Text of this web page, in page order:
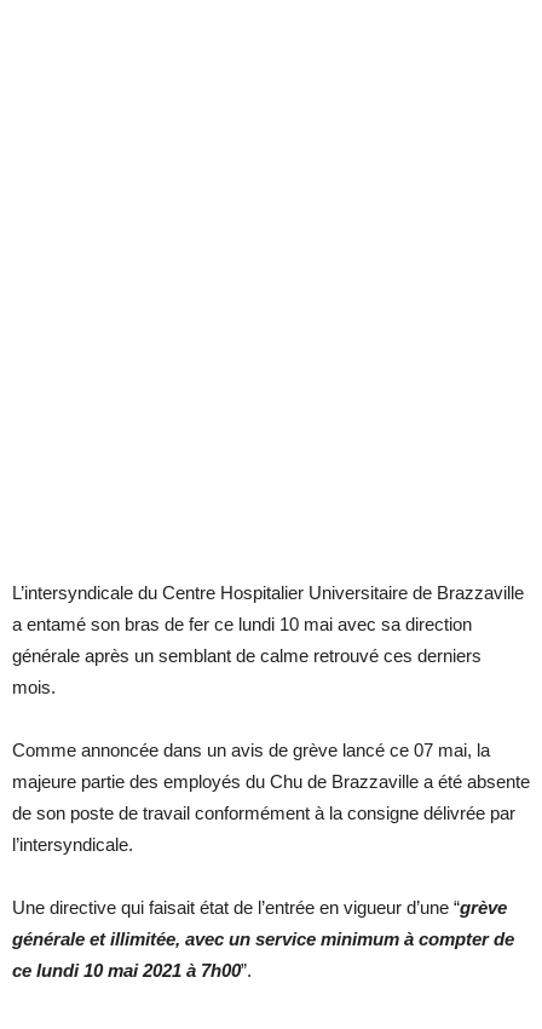
L’intersyndicale du Centre Hospitalier Universitaire de Brazzaville
a entamé son bras de fer ce lundi 10 mai avec sa direction
générale après un semblant de calme retrouvé ces derniers
mois.
Comme annoncée dans un avis de grève lancé ce 07 mai, la
majeure partie des employés du Chu de Brazzaville a été absente
de son poste de travail conformément à la consigne délivrée par
l’intersyndicale.
Une directive qui faisait état de l’entrée en vigueur d’une “grève
générale et illimitée, avec un service minimum à compter de
ce lundi 10 mai 2021 à 7h00”.